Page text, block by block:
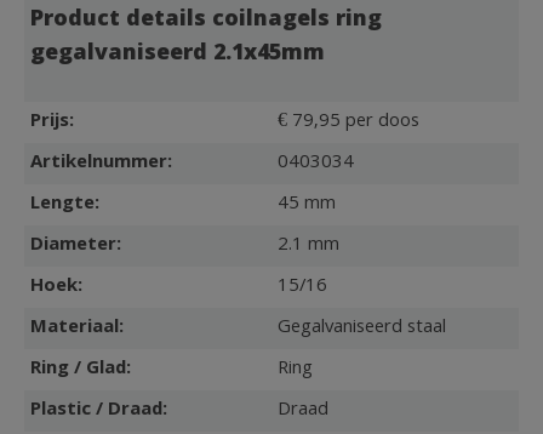
Product details coilnagels ring
gegalvaniseerd 2.1x45mm
Prijs:
€ 79,95 per doos
Artikelnummer:
0403034
Lengte:
45 mm
Diameter:
2.1 mm
Hoek:
15/16
Materiaal:
Gegalvaniseerd staal
Ring / Glad:
Ring
Plastic / Draad:
Draad